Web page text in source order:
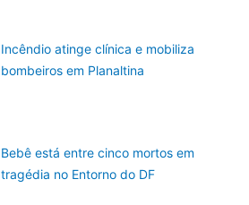
Incêndio atinge clínica e mobiliza
bombeiros em Planaltina
Bebê está entre cinco mortos em
tragédia no Entorno do DF